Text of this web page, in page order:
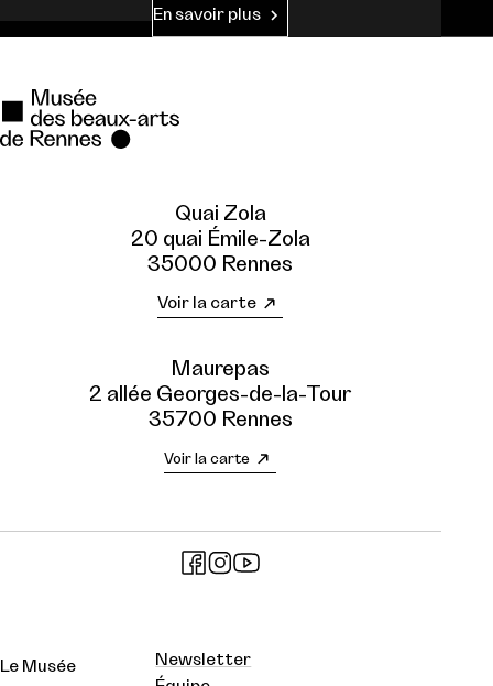
En savoir plus
Quai Zola
20 quai Émile-Zola
35000 Rennes
Voir la carte
Maurepas
2 allée Georges-de-la-Tour
35700 Rennes
Voir la carte
Le Musée
Newsletter